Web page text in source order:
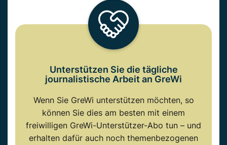
Unterstützen Sie die tägliche
journalistische Arbeit an GreWi
Wenn Sie GreWi unterstützen möchten, so
können Sie dies am besten mit einem
freiwilligen GreWi-Unterstützer-Abo tun – und
erhalten dafür auch noch themenbezogenen